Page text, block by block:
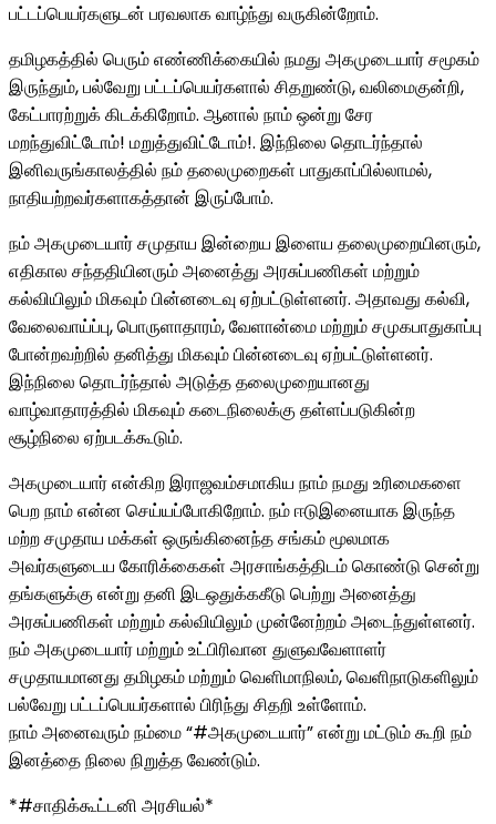
பட்டப்பெயர்களுடன் பரவலாக வாழ்ந்து வருகின்றோம்.
தமிழகத்தில் பெரும் எண்ணிக்கையில் நமது அகமுடையார் சமூகம்
இருந்தும், பல்வேறு பட்டப்பெயர்களால் சிதறுண்டு, வலிமைகுன்றி,
கேட்பாரற்றுக் கிடக்கிறோம். ஆனால் நாம் ஒன்று சேர
மறந்துவிட்டோம்! மறுத்துவிட்டோம்!. இந்நிலை தொடர்ந்தால்
இனிவருங்காலத்தில் நம் தலைமுறைகள் பாதுகாப்பில்லாமல்,
நாதியற்றவர்களாகத்தான் இருப்போம்.
நம் அகமுடையார் சமுதாய இன்றைய இளைய தலைமுறையினரும்,
எதிகால சந்ததியினரும் அனைத்து அரசுப்பணிகள் மற்றும்
கல்வியிலும் மிகவும் பின்னடைவு ஏற்பட்டுள்ளனர். அதாவது கல்வி,
வேலைவாய்ப்பு, பொருளாதாரம், வேளான்மை மற்றும் சமுகபாதுகாப்பு
போன்றவற்றில் தனித்து மிகவும் பின்னடைவு ஏற்பட்டுள்ளனர்.
இந்நிலை தொடர்ந்தால் அடுத்த தலைமுறையானது
வாழ்வாதாரத்தில் மிகவும் கடைநிலைக்கு தள்ளப்படுகின்ற
சூழ்நிலை ஏற்படக்கூடும்.
அகமுடையார் என்கிற இராஜவம்சமாகிய நாம் நமது உரிமைகளை
பெற நாம் என்ன செய்யப்போகிறோம். நம் ஈடுஇனையாக இருந்த
மற்ற சமுதாய மக்கள் ஒருங்கினைந்த சங்கம் மூலமாக
அவர்களுடைய கோரிக்கைகள் அரசாங்கத்திடம் கொண்டு சென்று
தங்களுக்கு என்று தனி இடஒதுக்ககீடு பெற்று அனைத்து
அரசுப்பணிகள் மற்றும் கல்வியிலும் முன்னேற்றம் அடைந்துள்ளனர்.
நம் அகமுடையார் மற்றும் உட்பிரிவான துளுவவேளாளர்
சமுதாயமானது தமிழகம் மற்றும் வெளிமாநிலம், வெளிநாடுகளிலும்
பல்வேறு பட்டப்பெயர்களால் பிரிந்து சிதறி உள்ளோம்.
நாம் அனைவரும் நம்மை “#அகமுடையார்” என்று மட்டும் கூறி நம்
இனத்தை நிலை நிறுத்த வேண்டும்.
*#சாதிக்கூட்டனி அரசியல்*